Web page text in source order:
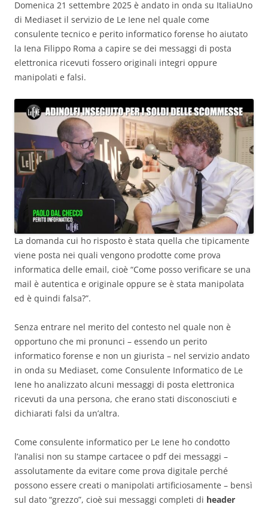
Domenica 21 settembre 2025 è andato in onda su ItaliaUno
di Mediaset il servizio de Le Iene nel quale come
consulente tecnico e perito informatico forense ho aiutato
la Iena Filippo Roma a capire se dei messaggi di posta
elettronica ricevuti fossero originali integri oppure
manipolati e falsi.
La domanda cui ho risposto è stata quella che tipicamente
viene posta nei quali vengono prodotte come prova
informatica delle email, cioè “Come posso verificare se una
mail è autentica e originale oppure se è stata manipolata
ed è quindi falsa?”.
Senza entrare nel merito del contesto nel quale non è
opportuno che mi pronunci – essendo un perito
informatico forense e non un giurista – nel servizio andato
in onda su Mediaset, come Consulente Informatico de Le
Iene ho analizzato alcuni messaggi di posta elettronica
ricevuti da una persona, che erano stati disconosciuti e
dichiarati falsi da un’altra.
Come consulente informatico per Le Iene ho condotto
l’analisi non su stampe cartacee o pdf dei messaggi –
assolutamente da evitare come prova digitale perché
possono essere creati o manipolati artificiosamente – bensì
sul dato “grezzo”, cioè sui messaggi completi di header